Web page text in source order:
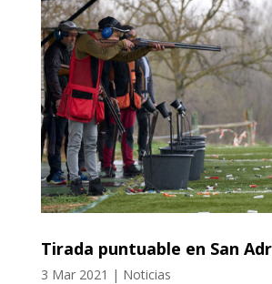
Tirada puntuable en San
3 Mar 2021 | Noticias